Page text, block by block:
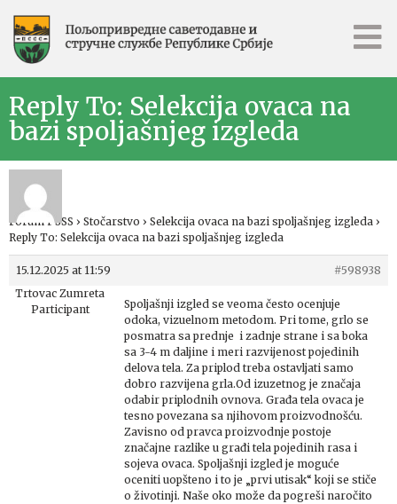
Reply To: Selekcija ovaca na
bazi spoljašnjeg izgleda
Forum PSSS › Stočarstvo › Selekcija ovaca na bazi spoljašnjeg izgleda ›
Reply To: Selekcija ovaca na bazi spoljašnjeg izgleda
15.12.2025 at 11:59
#598938
Trtovac Zumreta
Participant
Spoljašnji izgled se veoma često ocenjuje
odoka, vizuelnom metodom. Pri tome, grlo se
posmatra sa prednje i zadnje strane i sa boka
sa 3-4 m daljine i meri razvijenost pojedinih
delova tela. Za priplod treba ostavljati samo
dobro razvijena grla.Od izuzetnog je značaja
odabir priplodnih ovnova. Građa tela ovaca je
tesno povezana sa njihovom proizvodnošću.
Zavisno od pravca proizvodnje postoje
značajne razlike u građi tela pojedinih rasa i
sojeva ovaca. Spoljašnji izgled je moguće
oceniti uopšteno i to je „prvi utisak“ koji se stiče
o životinji. Naše oko može da pogreši naročito